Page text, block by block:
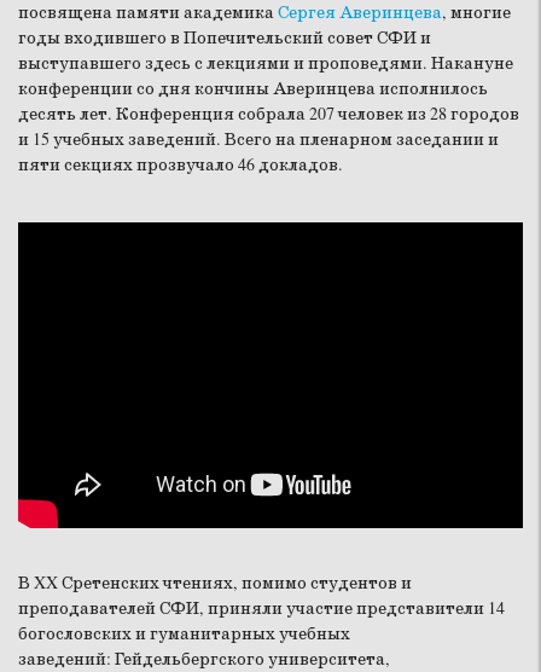
посвящена памяти академикаСергея Аверинцева, многие
годы входившего в Попечительский совет СФИ и
выступавшего здесь с лекциями и проповедями. Накануне
конференции со дня кончины Аверинцева исполнилось
десять лет. Конференция собрала 207 человек из 28 городов
и 15 учебных заведений. Всего на пленарном заседании и
пяти секциях прозвучало 46 докладов.
В XX Сретенских чтениях, помимо студентов и
преподавателей СФИ, приняли участие представители 14
богословских и гуманитарных учебных
заведений: Гейдельбергского университета,